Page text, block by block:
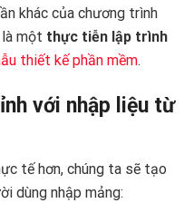
khác của chương trình
một thực tiễn lập trình
thiết kế phần mềm.
với nhập liệu từ
tế hơn, chúng ta sẽ tạo
dùng nhập mảng: